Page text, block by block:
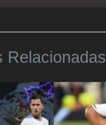
Relacionadas